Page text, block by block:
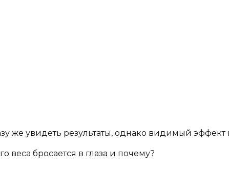
же увидеть результаты, однако видимый
веса бросается в глаза и почему?